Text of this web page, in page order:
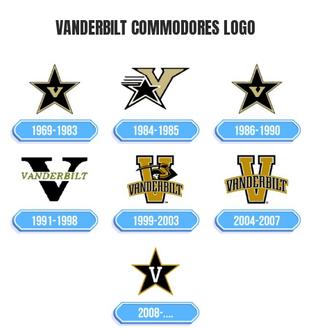
VANDERBILT COMMODORES LOGO